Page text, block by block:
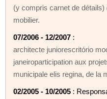
(y compris carnet de détails)
mobilier.
07/2006 - 12/2007 :
architecte juniorescritório
janeiroparticipation aux
municipale elis regina, de la
02/2005 - 10/2005 :